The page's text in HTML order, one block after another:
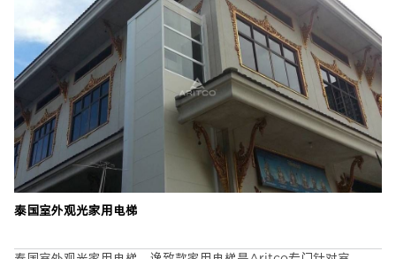
泰国室外观光家用电梯